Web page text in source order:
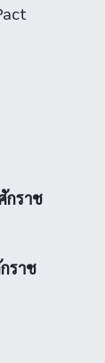
กราช
ราช